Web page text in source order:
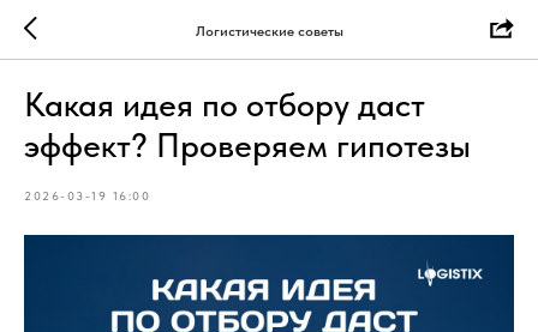
Логистические советы
Какая идея по отбору даст
эффект? Проверяем гипотезы
2026-03-19 16:00